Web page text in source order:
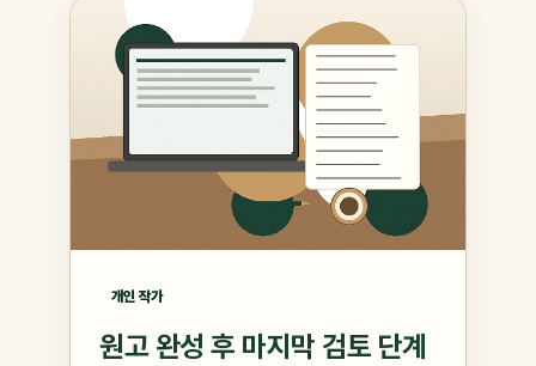
개인 작가
원고 완성 후 마지막 검토 단계